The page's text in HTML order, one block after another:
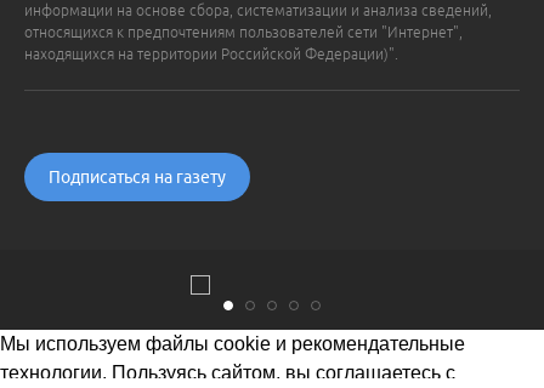
информации на основе сбора, систематизации и анализа сведений,
относящихся к предпочтениям пользователей сети "Интернет",
находящихся на территории Российской Федерации)".
Подписаться на газету
Мы используем файлы cookie и рекомендательные
технологии. Пользуясь сайтом, вы соглашаетесь с